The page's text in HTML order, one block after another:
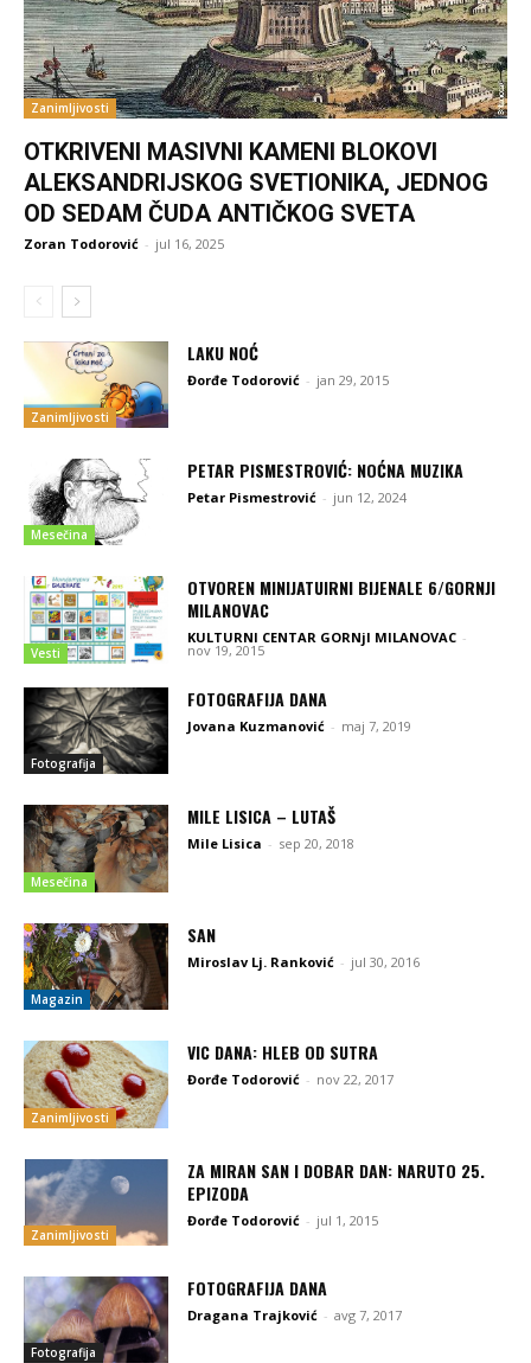
Zanimljivosti
OTKRIVENI MASIVNI KAMENI BLOKOVI
ALEKSANDRIJSKOG SVETIONIKA, JEDNOG
OD SEDAM ČUDA ANTIČKOG SVETA
Zoran Todorović - jul 16, 2025
Zanimljivosti
LAKU NOĆ
Đorđe Todorović - jan 29, 2015
Mesečina
PETAR PISMESTROVIĆ: NOĆNA MUZIKA
Petar Pismestrović - jun 12, 2024
Vesti
OTVOREN MINIJATUIRNI BIJENALE 6/GORNJI
MILANOVAC
KULTURNI CENTAR GORNjI MILANOVAC -
nov 19, 2015
Fotografija
FOTOGRAFIJA DANA
Jovana Kuzmanović - maj 7, 2019
Mesečina
MILE LISICA – LUTAŠ
Mile Lisica - sep 20, 2018
Magazin
SAN
Miroslav Lj. Ranković - jul 30, 2016
Zanimljivosti
VIC DANA: HLEB OD SUTRA
Đorđe Todorović - nov 22, 2017
Zanimljivosti
ZA MIRAN SAN I DOBAR DAN: NARUTO 25.
EPIZODA
Đorđe Todorović - jul 1, 2015
Fotografija
FOTOGRAFIJA DANA
Dragana Trajković - avg 7, 2017